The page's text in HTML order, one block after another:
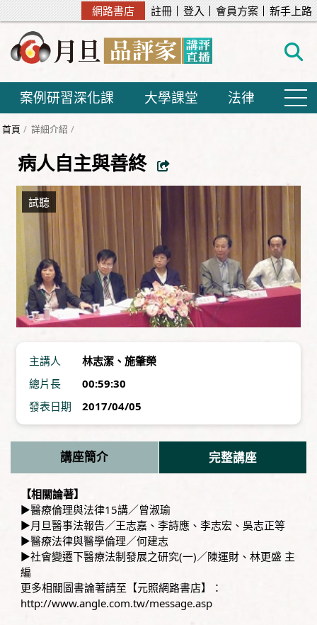
網路書店 註冊 登入 會員方案 新手上路
案例研習深化課 大學課堂 法律
首頁 詳細介紹
病人自主與善終
主講人 林志潔 、 施肇榮
總片長
00:59:30
發表日期
2017/04/05
講座簡介 完整講座
【相關論著】
▶醫療倫理與法律15講／曾淑瑜
▶月旦醫事法報告／王志嘉、李詩應、李志宏、吳志正等
▶醫療法律與醫學倫理／何建志
▶社會變遷下醫療法制發展之研究(一)／陳運財、林更盛 主
編
更多相關圖書論著請至【元照網路書店】：
http://www.angle.com.tw/message.asp